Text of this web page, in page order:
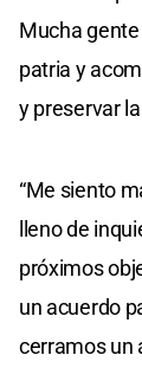
Mucha
patria y
y preservar
“Me siento
lleno de
próximos
un acuerdo
cerramos un